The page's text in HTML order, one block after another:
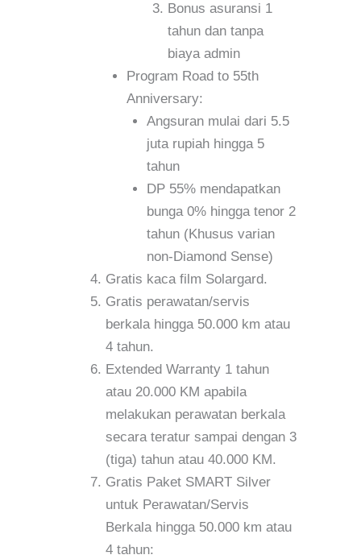
Bonus asuransi 1
tahun dan tanpa
biaya admin
Program Road to 55th
Anniversary:
Angsuran mulai dari 5.5
juta rupiah hingga 5
tahun
DP 55% mendapatkan
bunga 0% hingga tenor 2
tahun (Khusus varian
non-Diamond Sense)
Gratis kaca film Solargard.
Gratis perawatan/servis
berkala hingga 50.000 km atau
4 tahun.
Extended Warranty 1 tahun
atau 20.000 KM apabila
melakukan perawatan berkala
secara teratur sampai dengan 3
(tiga) tahun atau 40.000 KM.
Gratis Paket SMART Silver
untuk Perawatan/Servis
Berkala hingga 50.000 km atau
4 tahun: